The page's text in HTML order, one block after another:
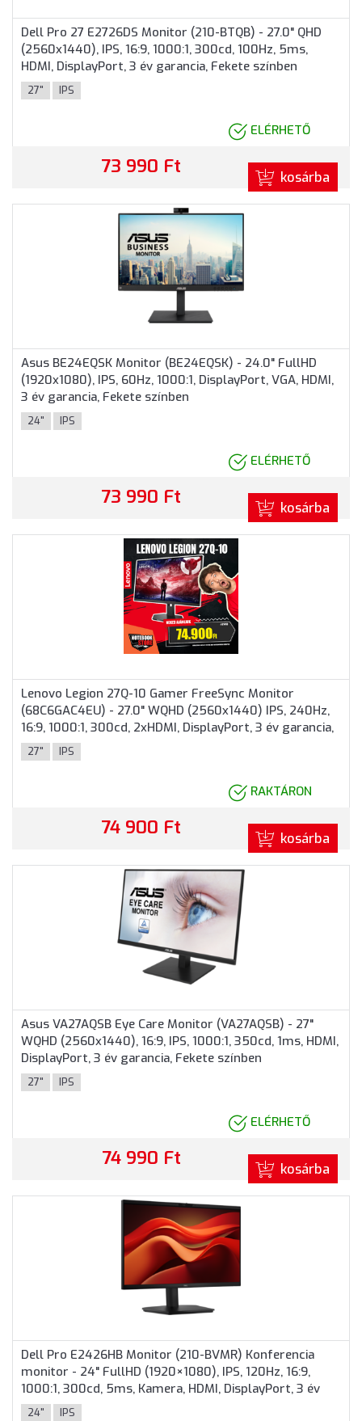
Dell Pro 27 E2726DS Monitor (210-BTQB) - 27.0" QHD
(2560x1440), IPS, 16:9, 1000:1, 300cd, 100Hz, 5ms,
HDMI, DisplayPort, 3 év garancia, Fekete színben
27" IPS
ELÉRHETŐ
73 990 Ft kosárba
Asus BE24EQSK Monitor (BE24EQSK) - 24.0" FullHD
(1920x1080), IPS, 60Hz, 1000:1, DisplayPort, VGA, HDMI,
3 év garancia, Fekete színben
24" IPS
ELÉRHETŐ
73 990 Ft kosárba
Lenovo Legion 27Q-10 Gamer FreeSync Monitor
(68C6GAC4EU) - 27.0" WQHD (2560x1440) IPS, 240Hz,
16:9, 1000:1, 300cd, 2xHDMI, DisplayPort, 3 év garancia,
Fekete színben
27" IPS
RAKTÁRON
74 900 Ft kosárba
Asus VA27AQSB Eye Care Monitor (VA27AQSB) - 27"
WQHD (2560x1440), 16:9, IPS, 1000:1, 350cd, 1ms, HDMI,
DisplayPort, 3 év garancia, Fekete színben
27" IPS
ELÉRHETŐ
74 990 Ft kosárba
Dell Pro E2426HB Monitor (210-BVMR) Konferencia
monitor - 24" FullHD (1920×1080), IPS, 120Hz, 16:9,
1000:1, 300cd, 5ms, Kamera, HDMI, DisplayPort, 3 év
garancia, Fekete színben
24" IPS